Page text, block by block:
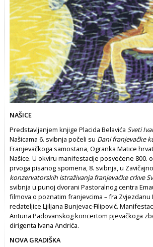
NAŠICE
Predstavljanjem knjige Placida Belavića Sveti
Našicama 6. svibnja počeli su Dani franjevačke
Franjevačkoga samostana, Ogranka Matice
Našice. U okviru manifestacije posvećene 800.
prvoga pisanog spomena, 8. svibnja, u
konzervatorskih istraživanja franjevačke crkve
svibnja u punoj dvorani Pastoralnog centra
filmova o poznatim franjevcima – fra
redateljice Ljiljana Bunjevac-Filipović.
Antuna Padovanskog koncertom pjevačkoga
dirigenta Ivana Andrića.
NOVA GRADIŠKA